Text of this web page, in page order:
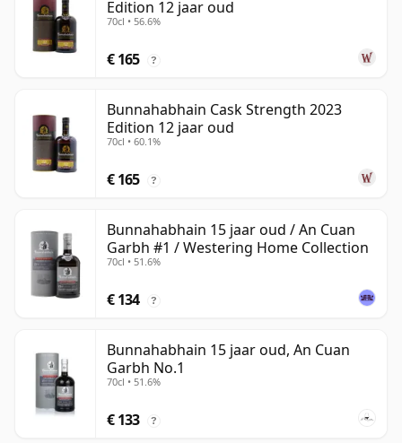
Edition 12 jaar oud
70cl • 56.6%
€ 165 ?
Bunnahabhain Cask Strength 2023
Edition 12 jaar oud
70cl • 60.1%
€ 165 ?
Bunnahabhain 15 jaar oud / An Cuan
Garbh #1 / Westering Home Collection
70cl • 51.6%
€ 134 ?
Bunnahabhain 15 jaar oud, An Cuan
Garbh No.1
70cl • 51.6%
€ 133 ?